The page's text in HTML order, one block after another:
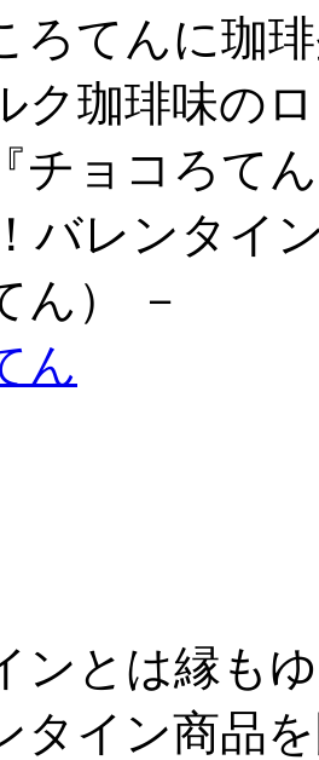
ろてんに珈
ク珈琲味の
チョコろて
バレンタイ
ん） －
ん
ンとは縁も
タイン商品